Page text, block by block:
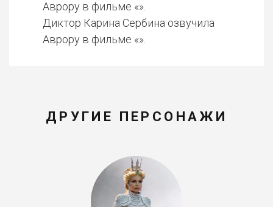
Аврору в фильме «».
Диктор Карина Сербина озвучила
Аврору в фильме «».
ДРУГИЕ ПЕРСОНАЖИ